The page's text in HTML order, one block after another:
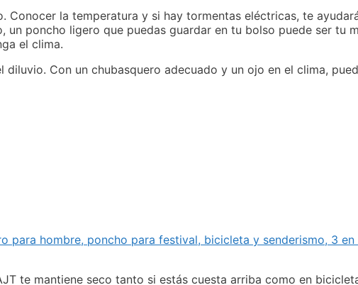
Conocer la temperatura y si hay tormentas eléctricas, te
poncho ligero que puedas guardar en tu bolso puede ser tu
el clima.
Con un chubasquero adecuado y un ojo en el clima,
para hombre, poncho para festival, bicicleta y senderismo, 3 en
te mantiene seco tanto si estás cuesta arriba como en